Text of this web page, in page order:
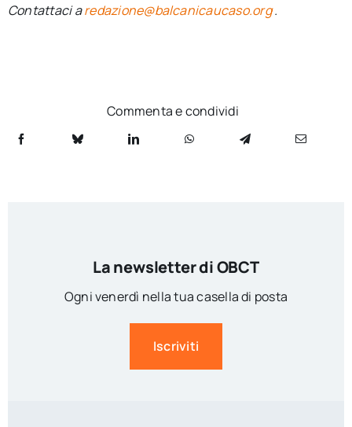
Contattaci aredazione@balcanicaucaso.org.
Commenta e condividi
La newsletter di OBCT
Ogni venerdì nella tua casella di posta
Iscriviti